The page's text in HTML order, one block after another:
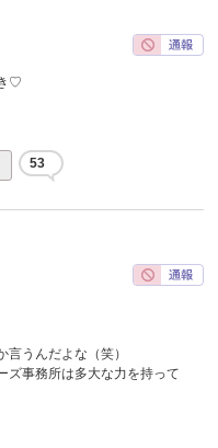
♡
53
うんだよな（笑）
ズ事務所は多大な力を持って